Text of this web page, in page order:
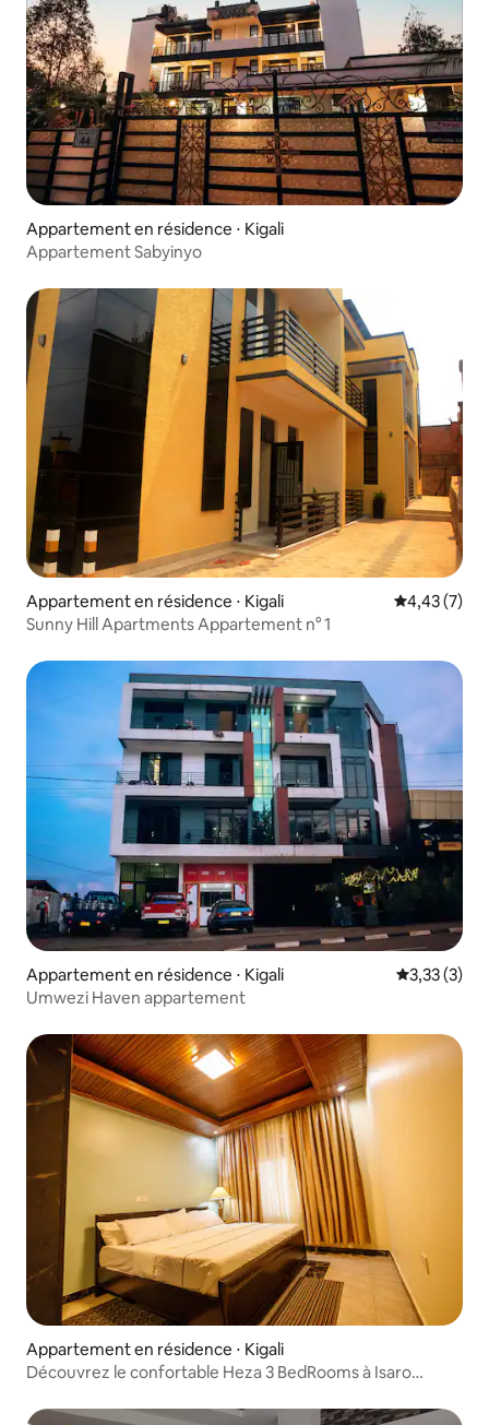
Appartement en résidence ⋅ Kigali
Appartement Sabyinyo
Appartement en résidence ⋅ Kigali Évaluation
4,43 (7)
Sunny Hill Apartments Appartement n° 1
Appartement en résidence ⋅ Kigali Évaluation
3,33 (3)
Umwezi Haven appartement
Appartement en résidence ⋅ Kigali
Découvrez le confortable Heza 3 BedRooms à Isaro